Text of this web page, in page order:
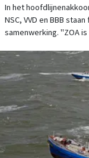
In het
NSC, VVD en BBB
samenwerking. "ZOA is